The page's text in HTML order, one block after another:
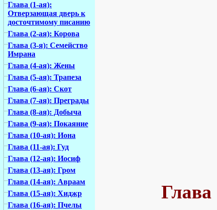
Глава (1-ая):
Отверзающая дверь к
досточтимому писанию
Глава (2-ая): Корова
Глава (3-я): Семейство
Имрана
Глава (4-ая): Жены
Глава (5-ая): Трапеза
Глава (6-ая): Скот
Глава (7-ая): Преграды
Глава (8-ая): Добыча
Глава (9-ая): Покаяние
Глава (10-ая): Иона
Глава (11-ая): Гуд
Глава (12-ая): Иосиф
Глава (13-ая): Гром
Глава (14-ая): Авраам
Глава (15-ая): Хиджр
Глава (16-ая): Пчелы